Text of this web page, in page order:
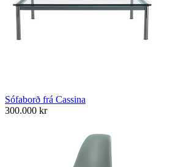
Sófaborð frá Cassina
300.000 kr